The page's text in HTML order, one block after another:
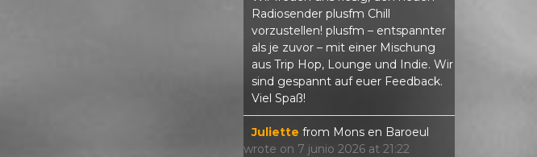
Radiosender plusfm Chill
vorzustellen! plusfm – entspannter
als je zuvor – mit einer Mischung
aus Trip Hop, Lounge und Indie. Wir
sind gespannt auf euer Feedback.
Viel Spaß!
Juliette from Mons en Baroeul
wrote on 7 junio 2026 at 21:22